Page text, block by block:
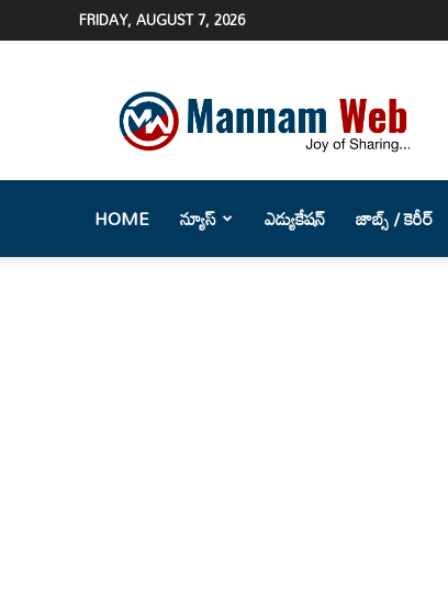
FRIDAY, AUGUST 7, 2026
Web
(మన్నం
News
HOME న్యూస్ ఎడ్యుకేషన్ జాబ్స్ / కెరీర్